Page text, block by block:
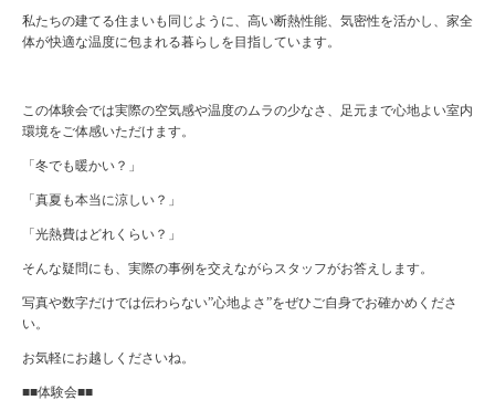
私たちの建てる住まいも同じように、高い断熱性能、気密性を活かし、家全
体が快適な温度に包まれる暮らしを目指しています。
この体験会では実際の空気感や温度のムラの少なさ、足元まで心地よい室内
環境をご体感いただけます。
「冬でも暖かい？」
「真夏も本当に涼しい？」
「光熱費はどれくらい？」
そんな疑問にも、実際の事例を交えながらスタッフがお答えします。
写真や数字だけでは伝わらない”心地よさ”をぜひご自身でお確かめくださ
い。
お気軽にお越しくださいね。
■■体験会■■